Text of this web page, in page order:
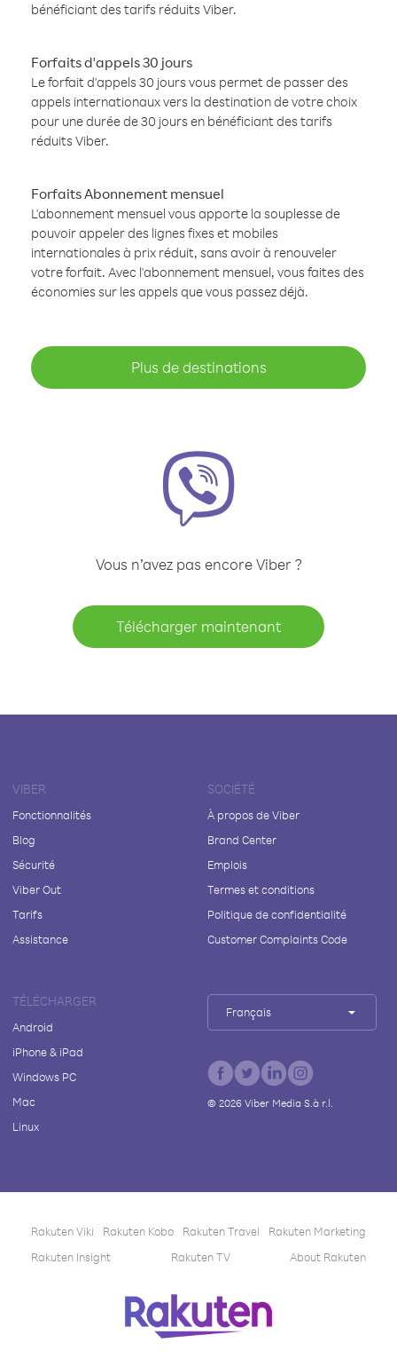
bénéficiant des tarifs réduits Viber.
Forfaits d'appels 30 jours
Le forfait d'appels 30 jours vous permet de passer des
appels internationaux vers la destination de votre choix
pour une durée de 30 jours en bénéficiant des tarifs
réduits Viber.
Forfaits Abonnement mensuel
L'abonnement mensuel vous apporte la souplesse de
pouvoir appeler des lignes fixes et mobiles
internationales à prix réduit, sans avoir à renouveler
votre forfait. Avec l'abonnement mensuel, vous faites des
économies sur les appels que vous passez déjà.
Plus de destinations
Vous n’avez pas encore Viber ?
Télécharger maintenant
VIBER
Fonctionnalités
Blog
Sécurité
Viber Out
Tarifs
Assistance
SOCIÉTÉ
À propos de Viber
Brand Center
Emplois
Termes et conditions
Politique de confidentialité
Customer Complaints Code
TÉLÉCHARGER
Android
iPhone & iPad
Windows PC
Mac
Linux
Français
© 2026Viber Media S.à r.l.
Rakuten Viki Rakuten Kobo Rakuten Travel
Rakuten Marketing
Rakuten Insight
Rakuten TV About Rakuten